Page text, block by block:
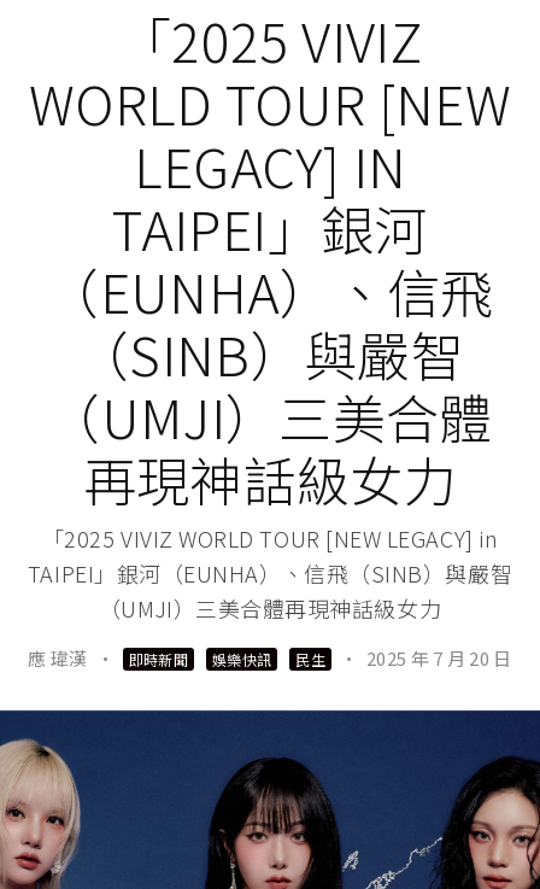
「2025 VIVIZ
WORLD TOUR [NEW
LEGACY] IN
TAIPEI」銀河
（EUNHA）、信飛
（SINB）與嚴智
（UMJI）三美合體
再現神話級女力
「2025 VIVIZ WORLD TOUR [NEW LEGACY] in
TAIPEI」銀河（EUNHA）、信飛（SINB）與嚴智
（UMJI）三美合體再現神話級女力
應 瑋漢 · 即時新聞 娛樂快訊 民生 · 2025 年 7 月 20 日